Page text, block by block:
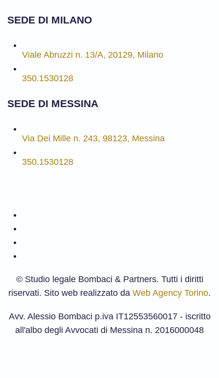
SEDE DI MILANO
Viale Abruzzi n. 13/A, 20129, Milano
350.1530128
SEDE DI MESSINA
Via Dei Mille n. 243, 98123, Messina
350.1530128
© Studio legale Bombaci & Partners. Tutti i diritti
riservati. Sito web realizzato da Web Agency Torino.
Avv. Alessio Bombaci p.iva IT12553560017 - iscritto
all'albo degli Avvocati di Messina n. 2016000048